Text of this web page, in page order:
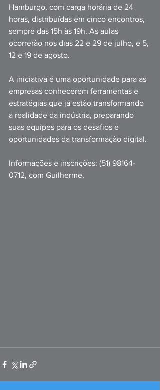
Hamburgo, com carga horária de 24
horas, distribuídas em cinco encontros,
sempre das 15h às 19h. As aulas
ocorrerão nos dias 22 e 29 de julho, e 5,
12 e 19 de agosto.
A iniciativa é uma oportunidade para as
empresas conhecerem ferramentas e
estratégias que já estão transformando
a realidade da indústria, preparando
suas equipes para os desafios e
oportunidades da transformação digital.
Informações e inscrições: (51) 98164-
0712, com Guilherme.